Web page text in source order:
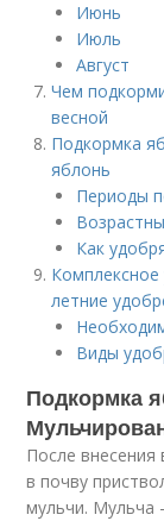
Июнь
Июль
Август
Чем
весной
Подкормка
яблонь
Периоды
Как
летние
Виды
Подкормка
После
в почву
мульчи. Мульча